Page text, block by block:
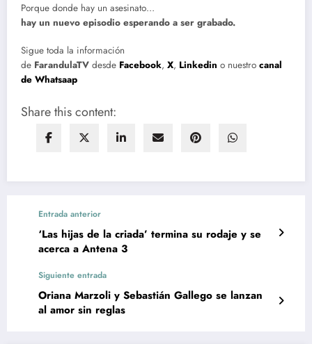
Porque donde hay un asesinato…
hay un nuevo episodio esperando a ser grabado.
Sigue toda la información
de FarandulaTV desde Facebook, X, Linkedin o nuestro canal
de Whatsaap
Share this content:
Entrada anterior
‘Las hijas de la criada’ termina su rodaje y se
acerca a Antena 3
Siguiente entrada
Oriana Marzoli y Sebastián Gallego se lanzan
al amor sin reglas